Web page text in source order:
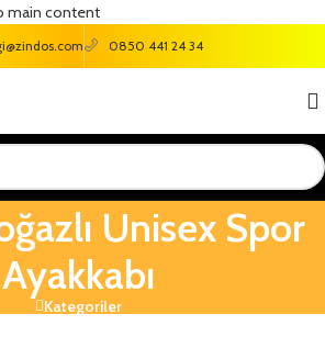
main content
0850 441 24 34
Mid 392337-01
Unisex Spor
Ayakkabı
Kategoriler